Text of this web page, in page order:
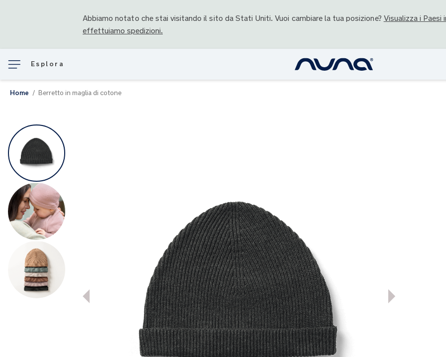
Abbiamo notato che stai visitando il sito da Stati Uniti. Vuoi cambiare la tua posizione? Visualizza i Paesi
effettuiamo spedizioni.
Esplora
Home Berretto in maglia di cotone
alla
fine
della
galleria
immagini